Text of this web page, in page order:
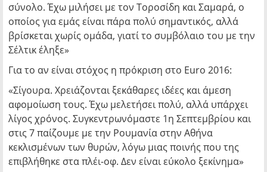
σύνολο. Έχω μιλήσει με τον Τοροσίδη και Σαμαρά, ο
οποίος για εμάς είναι πάρα πολύ σημαντικός, αλλά
βρίσκεται χωρίς ομάδα, γιατί το συμβόλαιο του με την
Σέλτικ έληξε»
Για το αν είναι στόχος η πρόκριση στο Euro 2016:
«Σίγουρα. Χρειάζονται ξεκάθαρες ιδέες και άμεση
αφομοίωση τους. Έχω μελετήσει πολύ, αλλά υπάρχει
λίγος χρόνος. Συγκεντρωνόμαστε 1η Σεπτεμβρίου και
στις 7 παίζουμε με την Ρουμανία στην Αθήνα
κεκλισμένων των θυρών, λόγω μιας ποινής που της
επιβλήθηκε στα πλέι-οφ. Δεν είναι εύκολο ξεκίνημα»